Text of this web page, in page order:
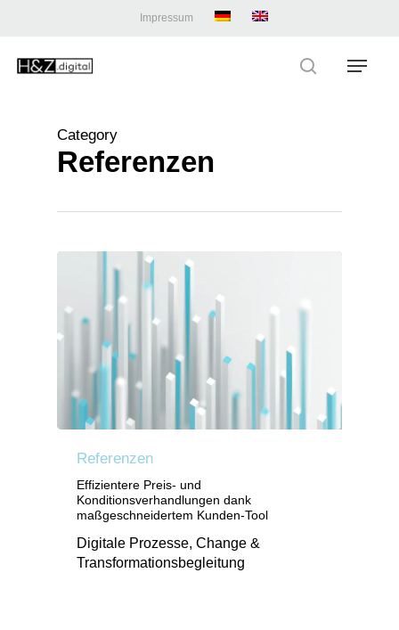
content
Impressum
search
Menu
Category
Referenzen
Referenzen
Effizientere Preis- und
Konditionsverhandlungen dank
maßgeschneidertem Kunden-Tool
Digitale Prozesse, Change &
Transformationsbegleitung